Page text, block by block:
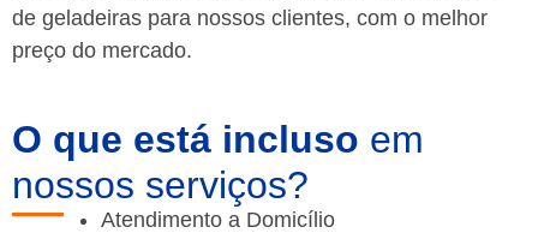
de geladeiras para nossos clientes, com o melhor
preço do mercado.
O que está incluso em
nossos serviços?
Atendimento a Domicílio